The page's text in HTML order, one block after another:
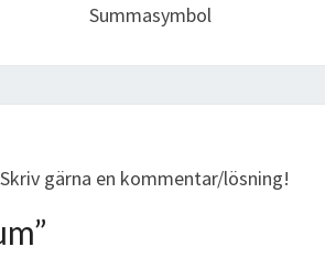
Summasymbol
gärna en kommentar/lösning!
”